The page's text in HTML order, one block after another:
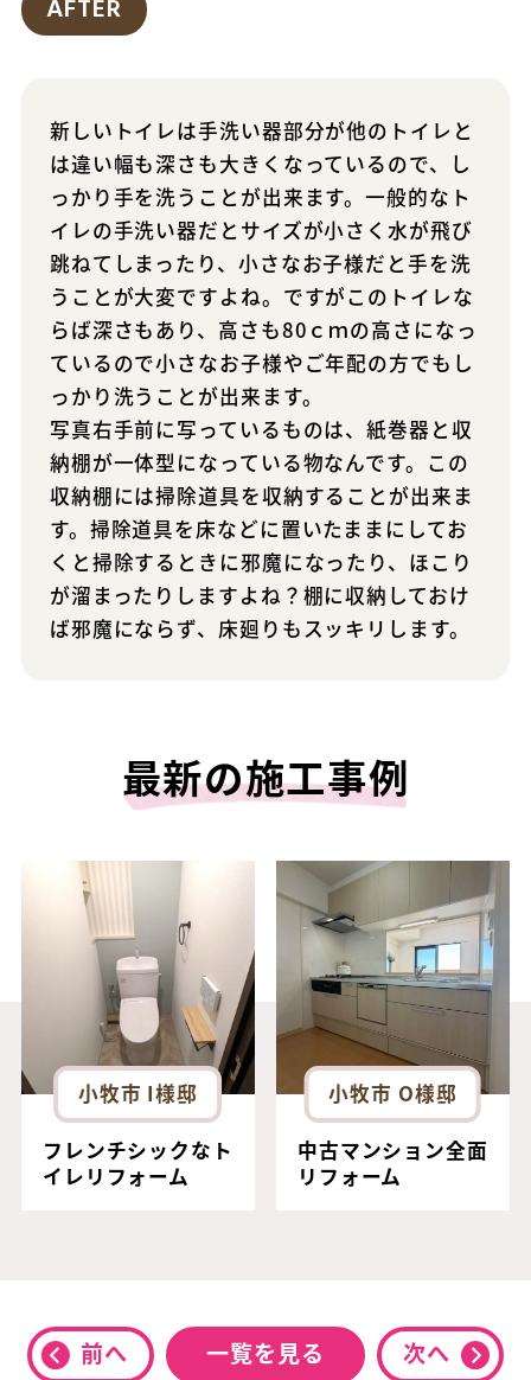
AFTER
新しいトイレは手洗い器部分が他のトイレと
は違い幅も深さも大きくなっているので、し
っかり手を洗うことが出来ます。一般的なト
イレの手洗い器だとサイズが小さく水が飛び
跳ねてしまったり、小さなお子様だと手を洗
うことが大変ですよね。ですがこのトイレな
らば深さもあり、高さも80ｃｍの高さになっ
ているので小さなお子様やご年配の方でもし
っかり洗うことが出来ます。
写真右手前に写っているものは、紙巻器と収
納棚が一体型になっている物なんです。この
収納棚には掃除道具を収納することが出来ま
す。掃除道具を床などに置いたままにしてお
くと掃除するときに邪魔になったり、ほこり
が溜まったりしますよね？棚に収納しておけ
ば邪魔にならず、床廻りもスッキリします。
最新の施工事例
小牧市 I様邸
フレンチシックなト
イレリフォーム
小牧市 O様邸
中古マンション全面
リフォーム
前へ 一覧を見る 次へ